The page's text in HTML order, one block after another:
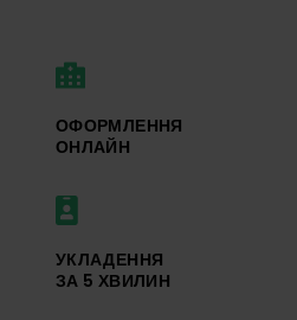
ОФОРМЛЕННЯ
ОНЛАЙН
УКЛАДЕННЯ
ЗА 5 ХВИЛИН